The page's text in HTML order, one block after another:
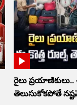
రైలు ప్రయాణికులు..
తెలుసుకోకపోతే